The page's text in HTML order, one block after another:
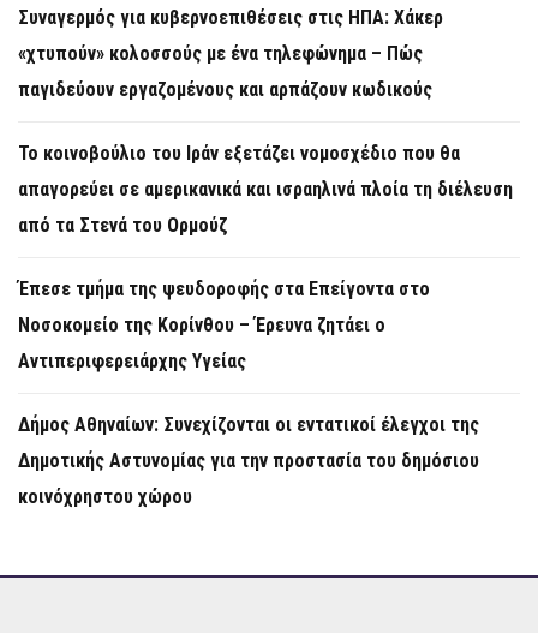
Συναγερμός για κυβερνοεπιθέσεις στις ΗΠΑ: Χάκερ
«χτυπούν» κολοσσούς με ένα τηλεφώνημα – Πώς
παγιδεύουν εργαζομένους και αρπάζουν κωδικούς
Το κοινοβούλιο του Ιράν εξετάζει νομοσχέδιο που θα
απαγορεύει σε αμερικανικά και ισραηλινά πλοία τη διέλευση
από τα Στενά του Ορμούζ
Έπεσε τμήμα της ψευδοροφής στα Επείγοντα στο
Νοσοκομείο της Κορίνθου – Έρευνα ζητάει ο
Αντιπεριφερειάρχης Υγείας
Δήμος Αθηναίων: Συνεχίζονται οι εντατικοί έλεγχοι της
Δημοτικής Αστυνομίας για την προστασία του δημόσιου
κοινόχρηστου χώρου